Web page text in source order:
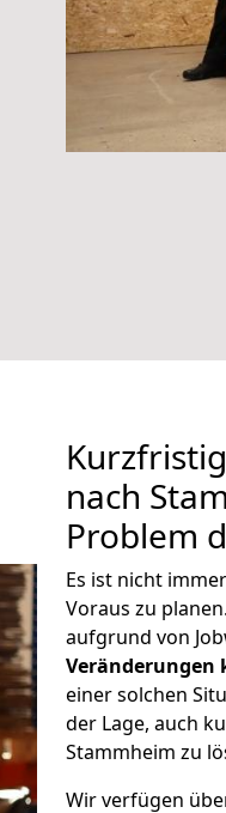
nach
Problem
Es ist nicht
Voraus zu
aufgrund von
einer solchen
der Lage, auch
Stammheim zu
Wir verfügen